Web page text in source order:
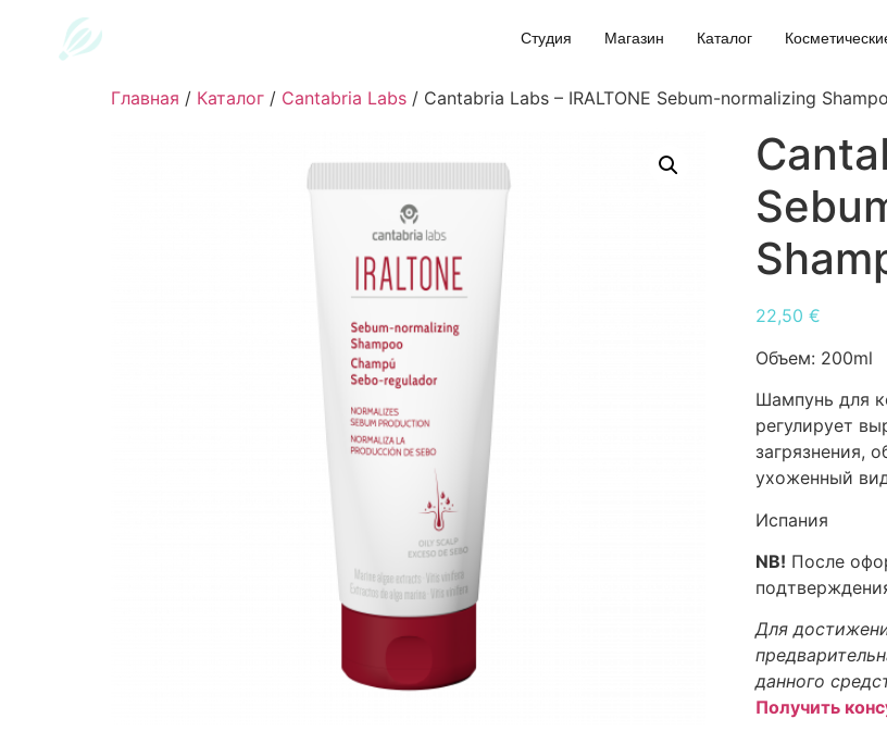
Студия Магазин Каталог
Главная / Каталог / Cantabria Labs / Cantabria Labs – IRALTONE Sebum-normalizing
22,50 €
Объем: 200ml
Шампунь для
регулирует
загрязнения,
ухоженный
Испания
NB! После
Для
данного
Получить